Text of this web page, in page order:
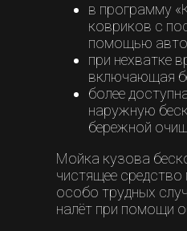
в программу
ковриков с
помощью
при нехватке
включающая
более
наружную
бережной
Мойка кузова
чистящее средство
особо трудных
налёт при помощи